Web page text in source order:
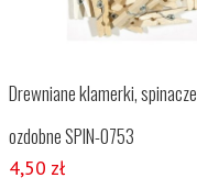
Drewniane klamerki, spinacze
ozdobne SPIN-0753
4,50 zł